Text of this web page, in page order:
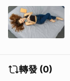
轉發 (0)